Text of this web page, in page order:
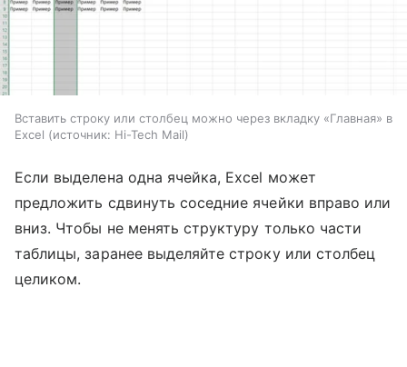
Вставить строку или столбец можно через вкладку «Главная» в
Excel
источник: Hi-Tech Mail
Если выделена одна ячейка, Excel может
предложить сдвинуть соседние ячейки вправо или
вниз. Чтобы не менять структуру только части
таблицы, заранее выделяйте строку или столбец
целиком.